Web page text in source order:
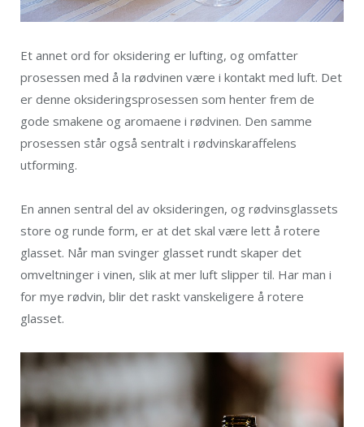
Et annet ord for oksidering er lufting, og omfatter
prosessen med å la rødvinen være i kontakt med luft. Det
er denne oksideringsprosessen som henter frem de
gode smakene og aromaene i rødvinen. Den samme
prosessen står også sentralt i rødvinskaraffelens
utforming.
En annen sentral del av oksideringen, og rødvinsglassets
store og runde form, er at det skal være lett å rotere
glasset. Når man svinger glasset rundt skaper det
omveltninger i vinen, slik at mer luft slipper til. Har man i
for mye rødvin, blir det raskt vanskeligere å rotere
glasset.